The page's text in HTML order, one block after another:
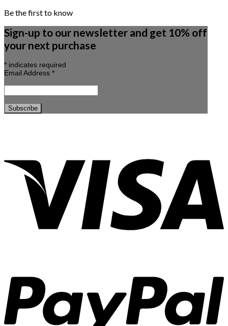
Be the first to know
Sign-up to our newsletter and get 10% off
your next purchase
* indicates required
Email Address *